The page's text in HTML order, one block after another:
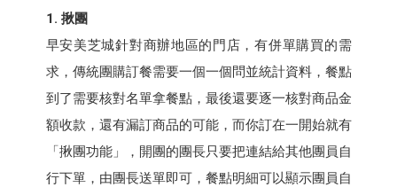
1. 揪團
早安美芝城針對商辦地區的門店，有併單購買的需
求，傳統團購訂餐需要一個一個問並統計資料，餐點
到了需要核對名單拿餐點，最後還要逐一核對商品金
額收款，還有漏訂商品的可能，而你訂在一開始就有
「揪團功能」，開團的團長只要把連結給其他團員自
行下單，由團長送單即可，餐點明細可以顯示團員自